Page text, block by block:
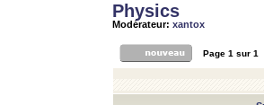
Physics
Modérateur: xantox
Page 1 sur 1